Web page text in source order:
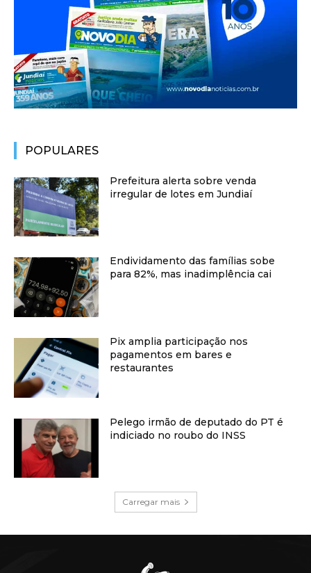
POPULARES
Prefeitura alerta sobre venda
irregular de lotes em Jundiaí
Endividamento das famílias sobe
para 82%, mas inadimplência cai
Pix amplia participação nos
pagamentos em bares e
restaurantes
Pelego irmão de deputado do PT é
indiciado no roubo do INSS
Carregar mais